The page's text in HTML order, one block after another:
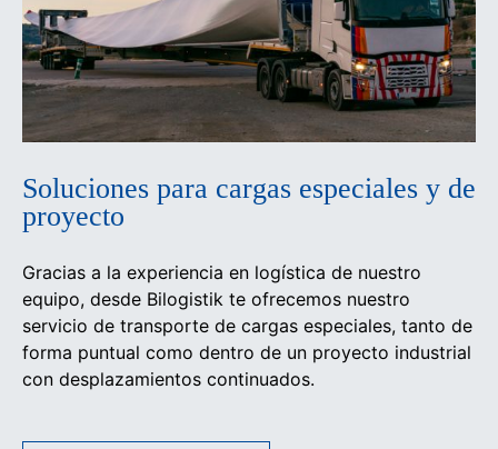
Soluciones para cargas especiales y de
proyecto
Gracias a la experiencia en logística de nuestro
equipo, desde Bilogistik te ofrecemos nuestro
servicio de transporte de cargas especiales, tanto de
forma puntual como dentro de un proyecto industrial
con desplazamientos continuados.